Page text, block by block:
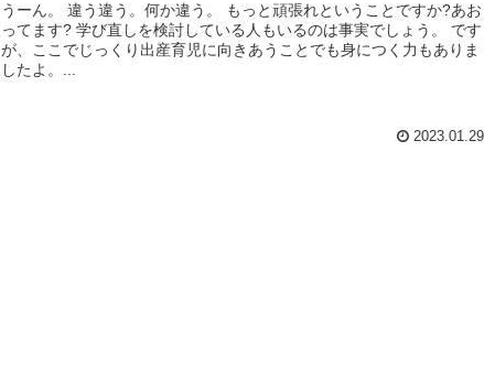
うーん。 違う違う。何か違う。 もっと頑張れということですか?あお
ってます? 学び直しを検討している人もいるのは事実でしょう。 です
が、ここでじっくり出産育児に向きあうことでも身につく力もありま
したよ。...
2023.01.29